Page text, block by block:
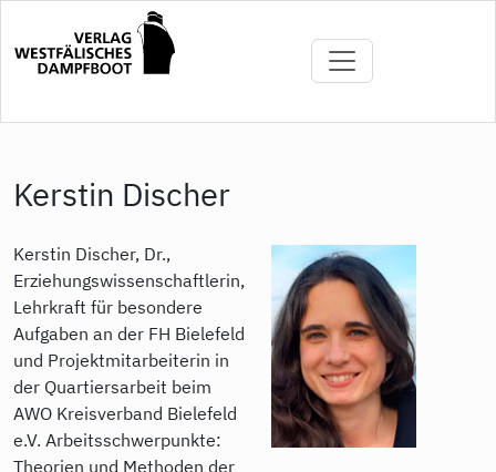
Inhalt
Kerstin Discher
Kerstin Discher, Dr.,
Erziehungswissenschaftlerin,
Lehrkraft für besondere
Aufgaben an der FH Bielefeld
und Projektmitarbeiterin in
der Quartiersarbeit beim
AWO Kreisverband Bielefeld
e.V. Arbeitsschwerpunkte:
Theorien und Methoden der